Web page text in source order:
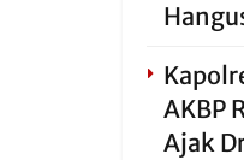
AKBP
Ajak